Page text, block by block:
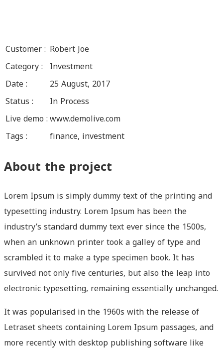
Customer : Robert Joe
Category : Investment
Date :
25 August, 2017
Status :
In Process
Live demo :www.demolive.com
Tags :
finance, investment
About the project
Lorem Ipsum is simply dummy text of the printing and
typesetting industry. Lorem Ipsum has been the
industry’s standard dummy text ever since the 1500s,
when an unknown printer took a galley of type and
scrambled it to make a type specimen book. It has
survived not only five centuries, but also the leap into
electronic typesetting, remaining essentially unchanged.
It was popularised in the 1960s with the release of
Letraset sheets containing Lorem Ipsum passages, and
more recently with desktop publishing software like